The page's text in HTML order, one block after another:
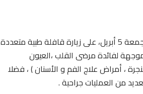
أشرف عبد الحميد الشنوري عامل إقليم خريبكة و الوفد المرافق له، صباح اليوم الجمعة 5 أبريل، على زيارة قافلة طبية متعددة
و مركز 20 غشت وادي زم ، والموجهة لفائدة مرضى القلب ،العيون
، أمراض علاج الفم و الأسنان ) ، فضلا
من العمليات جراحية .